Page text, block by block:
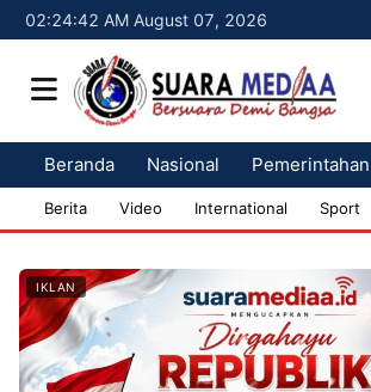
02:24:43 AM August 07, 2026
Beranda Nasional Pemerintahan
Berita Video International Sport
IKLAN